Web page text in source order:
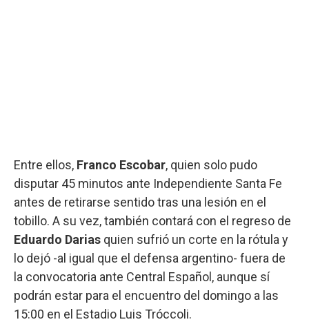
Entre ellos, Franco Escobar, quien solo pudo
disputar 45 minutos ante Independiente Santa Fe
antes de retirarse sentido tras una lesión en el
tobillo. A su vez, también contará con el regreso de
Eduardo Darias quien sufrió un corte en la rótula y
lo dejó -al igual que el defensa argentino- fuera de
la convocatoria ante Central Español, aunque sí
podrán estar para el encuentro del domingo a las
15:00 en el Estadio Luis Tróccoli.